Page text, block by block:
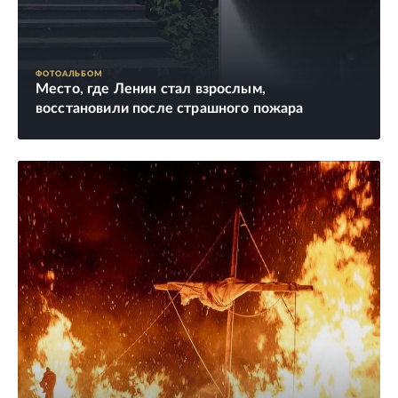
ФОТОАЛЬБОМ
Место, где Ленин стал взрослым,
восстановили после страшного пожара